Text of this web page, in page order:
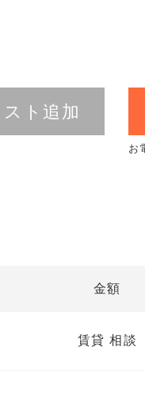
ト追加
お
金額
賃貸 相談